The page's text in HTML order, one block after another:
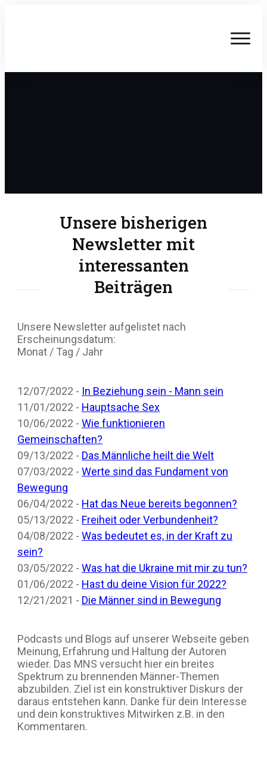
Unsere bisherigen
Newsletter mit
interessanten
Beiträgen
Unsere Newsletter aufgelistet nach
Erscheinungsdatum:
Monat / Tag / Jahr
12/07/2022 - In Beziehung sein - Mann sein
11/01/2022 - Hauptsache Sex
10/06/2022 - Wie funktionieren
Gemeinschaften?
09/13/2022 - Das Männliche heilt die Welt
07/03/2022 - Werte sind das Fundament von
Bewegung
06/04/2022 - Hat das Neue bereits begonnen?
05/13/2022 - Freiheit oder Verbundenheit?
04/08/2022 - Was bedeutet es, in der Kraft zu
sein?
03/05/2022 - Was hat die Ukraine mit mir zu tun?
01/06/2022 - Hast du deine Vision für 2022?
12/21/2021 - Die Männer sind in Bewegung
Podcasts und Blogs auf unserer Webseite geben
Meinung, Erfahrung und Haltung der Autoren
wieder. Das MNS versucht hier ein breites
Spektrum zu brennenden Männer-Themen
abzubilden. Ziel ist ein konstruktiver Diskurs der
daraus entstehen kann. Danke für dein Interesse
und dein konstruktives Mitwirken z.B. in den
Kommentaren.